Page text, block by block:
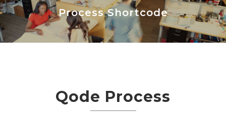
Process Shortcode
Qode Process